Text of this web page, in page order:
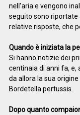
nell'aria e vengono
seguito sono riportate
relative risposte, che
Quando è iniziata la
Si hanno notizie dei
centinaia di anni fa, e,
da allora la sua
Bordetella pertussis.
Dopo quanto